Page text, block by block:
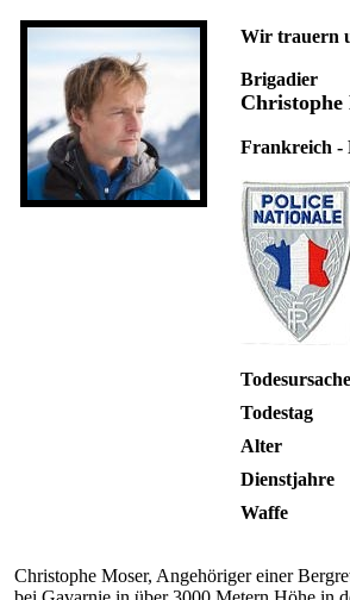
Wir trauern
Brigadier
Christophe
Frankreich -
Todesursache
Todestag
Alter
Dienstjahre
Waffe
Christophe Moser, Angehöriger einer